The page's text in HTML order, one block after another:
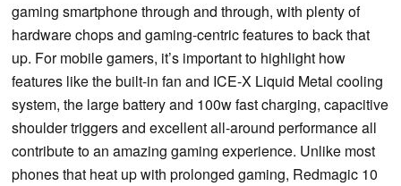
gaming smartphone through and through, with plenty of
hardware chops and gaming-centric features to back that
up. For mobile gamers, it’s important to highlight how
features like the built-in fan and ICE-X Liquid Metal cooling
system, the large battery and 100w fast charging, capacitive
shoulder triggers and excellent all-around performance all
contribute to an amazing gaming experience. Unlike most
phones that heat up with prolonged gaming, Redmagic 10